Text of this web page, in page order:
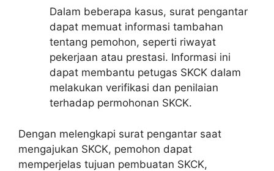
Dalam beberapa kasus, surat pengantar
dapat memuat informasi tambahan
tentang pemohon, seperti riwayat
pekerjaan atau prestasi. Informasi ini
dapat membantu petugas SKCK dalam
melakukan verifikasi dan penilaian
terhadap permohonan SKCK.
Dengan melengkapi surat pengantar saat
mengajukan SKCK, pemohon dapat
memperjelas tujuan pembuatan SKCK,